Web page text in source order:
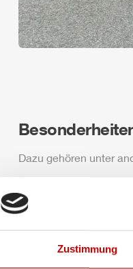
Zustimmung
Dazu gehören unter
Pneumatischer